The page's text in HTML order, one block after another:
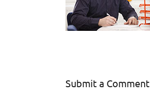
Submit a Comment